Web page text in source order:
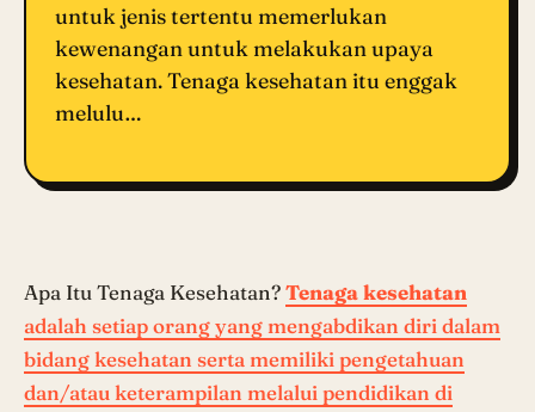
untuk jenis tertentu memerlukan
kewenangan untuk melakukan upaya
kesehatan. Tenaga kesehatan itu enggak
melulu…
Apa Itu Tenaga Kesehatan?Tenaga kesehatan
adalah setiap orang yang mengabdikan diri dalam
bidang kesehatan serta memiliki pengetahuan
dan/atau keterampilan melalui pendidikan di